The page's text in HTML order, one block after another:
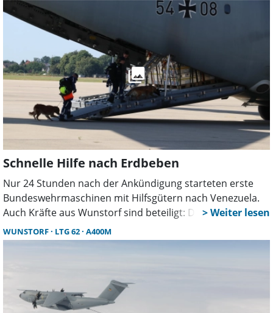
Schnelle Hilfe nach Erdbeben
Nur 24 Stunden nach der Ankündigung starteten erste
Bundeswehrmaschinen mit Hilfsgütern nach Venezuela.
Auch Kräfte aus Wunstorf sind beteiligt: Das THW lieferte
kurzfristig Material, Helfer und Suchhunde für den
internationalen Katastropheneinsatz.
WUNSTORF LTG 62 A400M